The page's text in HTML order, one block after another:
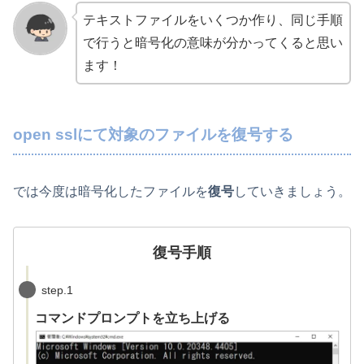
テキストファイルをいくつか作り、同じ手順
で行うと暗号化の意味が分かってくると思い
ます！
open sslにて対象のファイルを復号する
では今度は暗号化したファイルを復号していきましょう。
復号手順
step.1
コマンドプロンプトを立ち上げる